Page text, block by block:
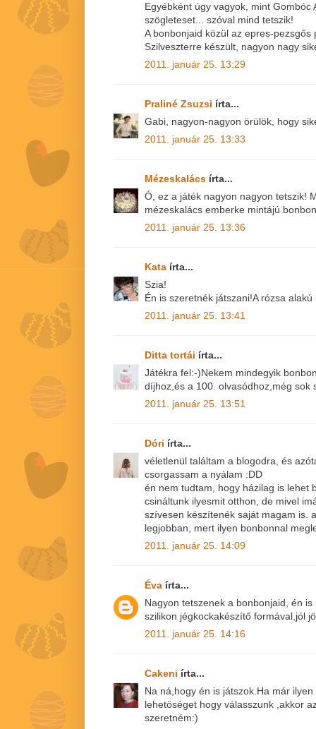
Egyébként úgy vagyok, mint
szögleteset... szóval mind tetszik!
A bonbonjaid közül az epres-
Szilveszterre készült, nagyon nagy
2011. január 25. 13:29
Praliné Zsuzsi írta...
Gabi, nagyon-nagyon örülök, hogy
2011. január 25. 13:33
Mézeskalács írta...
Ó, ez a játék nagyon nagyon tetszik!
mézeskalács emberke mintájú
2011. január 25. 13:36
Kata írta...
Szia!
Én is szeretnék játszani!A rózsa
2011. január 25. 13:41
Ditta tortái írta...
Játékra fel:-)Nekem mindegyik
díjhoz,és a 100. olvasódhoz,még sok
2011. január 25. 13:51
Dóri írta...
véletlenül találtam a blogodra, és
csorgassam a nyálam :DD
én nem tudtam, hogy házilag is lehet
csináltunk ilyesmit otthon, de mivel
szívesen készítenék saját magam is.
legjobban, mert ilyen bonbonnal
2011. január 25. 14:09
Éva írta...
Nagyon tetszenek a bonbonjaid, én
szilikon jégkockakészítő formával,jól
2011. január 25. 14:16
Cakeni írta...
Na ná,hogy én is játszok.Ha már
lehetöséget hogy válasszunk ,akkor
szeretném:)